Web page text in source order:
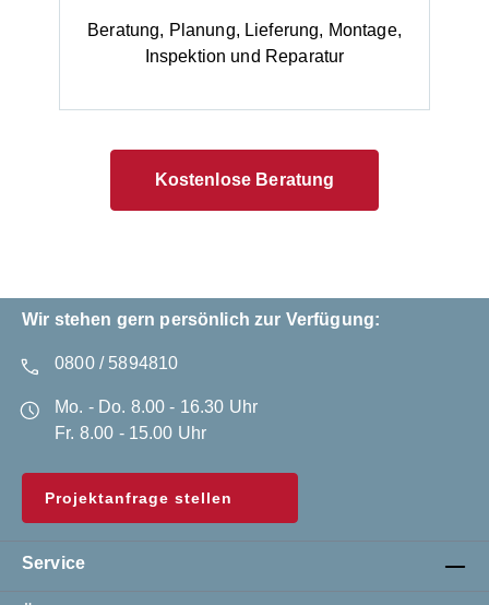
Beratung, Planung, Lieferung, Montage,
Inspektion und Reparatur
Kostenlose Beratung
Wir stehen gern persönlich zur Verfügung:
0800 / 5894810
Mo. - Do. 8.00 - 16.30 Uhr
Fr. 8.00 - 15.00 Uhr
Projektanfrage stellen
Service